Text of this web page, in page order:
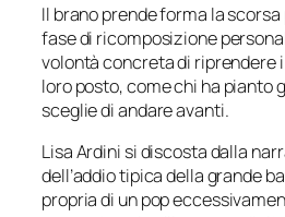
Il brano prende forma la
fase di ricomposizione
volontà concreta di riprendere
loro posto, come chi ha pianto
sceglie di andare avanti.
Lisa Ardini si discosta dalla
dell’addio tipica della grande
propria di un pop